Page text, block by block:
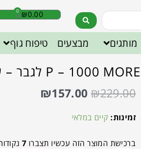
₪0.00
0
מותגים מבצעים טיפוח גוף
P – 1000 MORE לגבר – שורשים
₪229.00
₪157.00
זמינות: קיים במלאי
ברכישת המוצר הזה עכשיו תצברו 7